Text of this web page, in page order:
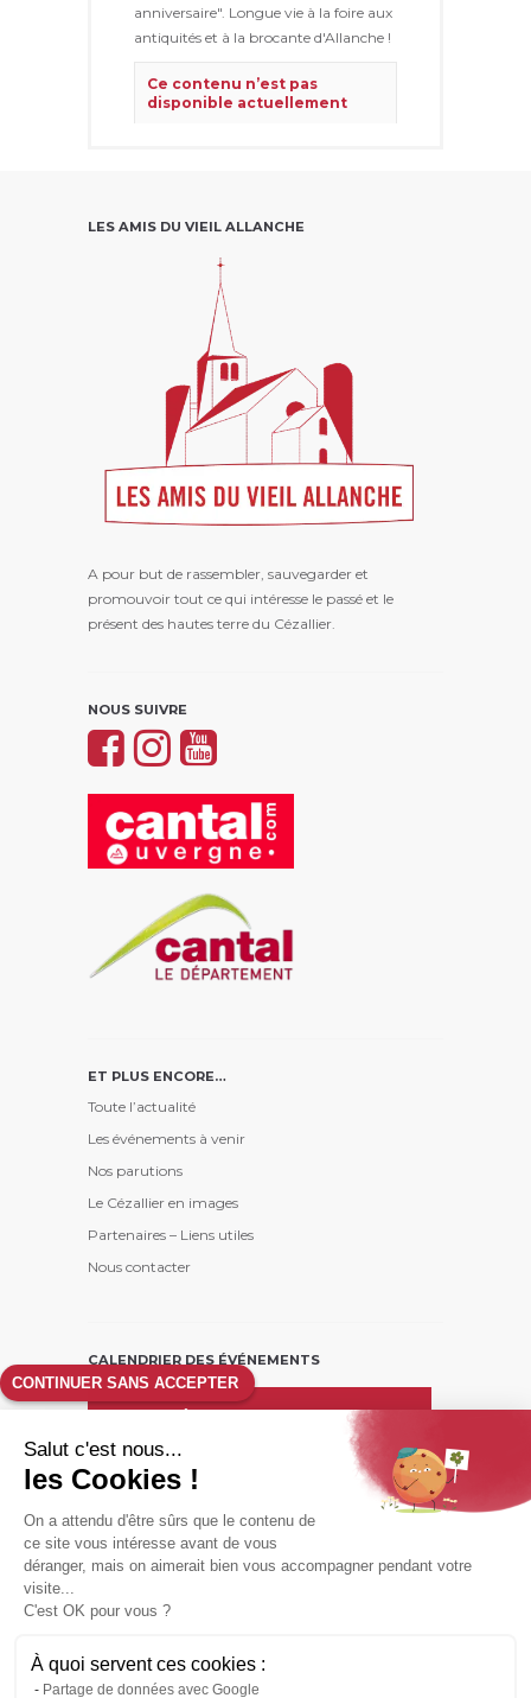
anniversaire". Longue vie à la foire aux
antiquités et à la brocante d'Allanche !
Ce contenu n’est pas
disponible actuellement
LES AMIS DU VIEIL ALLANCHE
A pour but de rassembler, sauvegarder et
promouvoir tout ce qui intéresse le passé et le
présent des hautes terre du Cézallier.
NOUS SUIVRE
ET PLUS ENCORE…
Toute l’actualité
Les événements à venir
Nos parutions
Le Cézallier en images
Partenaires – Liens utiles
Nous contacter
CALENDRIER DES ÉVÉNEMENTS
août26
L M D
3
4 5 6 7
10
11 12 13
24
CONTINUER SANS ACCEPTER
Salut c'est nous...
les Cookies !
On a attendu d'être sûrs que le contenu de
ce site vous intéresse avant de vous
déranger, mais on aimerait bien vous accompagner pendant votre
visite...
C'est OK pour vous ?
À quoi servent ces cookies :
Partage de données avec Google